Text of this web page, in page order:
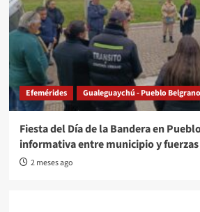
Efemérides Gualeguaychú - Pueblo Belgrano
Fiesta del Día de la Bandera en
informativa entre municipio y
2 meses ago